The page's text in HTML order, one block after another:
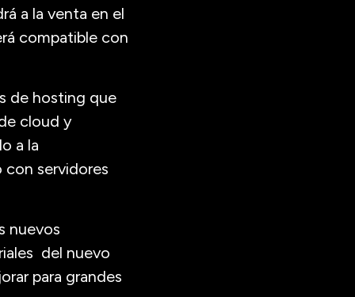
a la venta en el
compatible con
de hosting que
cloud y
a la
con servidores
nuevos
del nuevo
para grandes